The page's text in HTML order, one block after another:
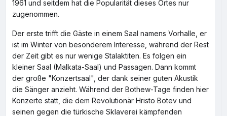
1961 und seitdem hat die Popularität dieses Ortes nur
zugenommen.
Der erste trifft die Gäste in einem Saal namens Vorhalle, er
ist im Winter von besonderem Interesse, während der Rest
der Zeit gibt es nur wenige Stalaktiten. Es folgen ein
kleiner Saal (Malkata-Saal) und Passagen. Dann kommt
der große "Konzertsaal", der dank seiner guten Akustik
die Sänger anzieht. Während der Bothew-Tage finden hier
Konzerte statt, die dem Revolutionär Hristo Botev und
seinen gegen die türkische Sklaverei kämpfenden